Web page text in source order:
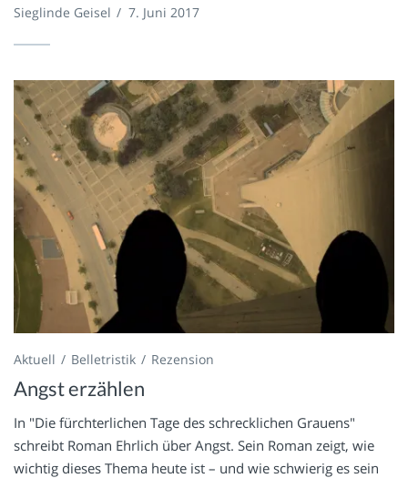
Sieglinde Geisel / 7. Juni 2017
Aktuell Belletristik Rezension
Angst erzählen
In "Die fürchterlichen Tage des schrecklichen Grauens"
schreibt Roman Ehrlich über Angst. Sein Roman zeigt, wie
wichtig dieses Thema heute ist – und wie schwierig es sein